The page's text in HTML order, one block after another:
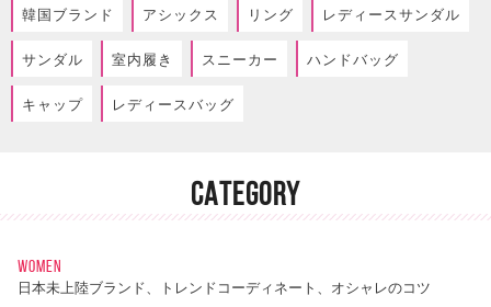
韓国ブランド アシックス リング レディースサンダル
サンダル 室内履き スニーカー ハンドバッグ
キャップ レディースバッグ
CATEGORY
WOMEN
日本未上陸ブランド、トレンドコーディネート、オシャレのコツ